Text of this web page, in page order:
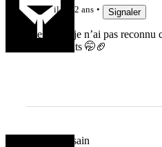
il y a 2 ans Signaler
C’est vrai, je n’ai pas
Argent teints 🤭🏈
RCToulousain